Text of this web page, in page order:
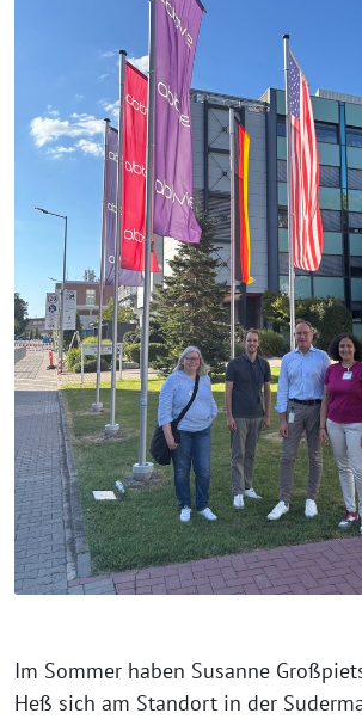
Im Sommer haben Susanne
Heß sich am Standort in der